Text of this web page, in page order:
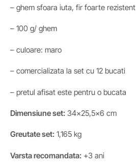
– ghem sfoara iuta, fir foarte rezistent
– 100 g/ ghem
– culoare: maro
– comercializata la set cu 12 bucati
– pretul afisat este pentru o bucata
Dimensiune set: 34×25,5×6 cm
Greutate set: 1,165 kg
Varsta recomandata: +3 ani